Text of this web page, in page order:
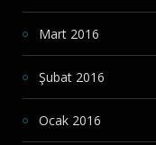
Mart 2016
Şubat 2016
Ocak 2016